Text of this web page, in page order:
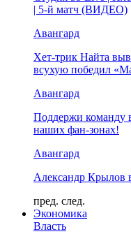
| 5-й матч (ВИДЕО)
Авангард
Хет-трик Найта
всухую победил
Авангард
Поддержи команду
наших фан-зонах!
Авангард
Александр Крылов
пред. след.
Экономика
Власть